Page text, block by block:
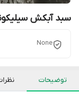
سبد آبکش
None
توضیحات